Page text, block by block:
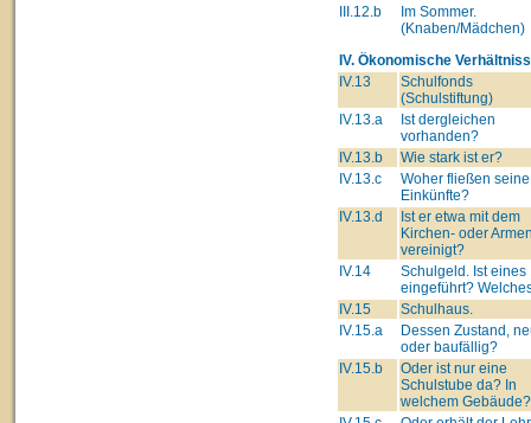
III.12.b
Im Sommer.
(Knaben/Mädchen)
IV. Ökonomische
IV.13
Schulfonds
(Schulstiftung)
IV.13.a
Ist dergleichen
vorhanden?
IV.13.b
Wie stark ist er?
IV.13.c
Woher fließen seine
Einkünfte?
IV.13.d
Ist er etwa mit dem
Kirchen- oder
vereinigt?
IV.14
Schulgeld. Ist eines
eingeführt?
IV.15
Schulhaus.
IV.15.a
Dessen Zustand,
oder baufällig?
IV.15.b
Oder ist nur eine
Schulstube da? In
welchem Gebäude?